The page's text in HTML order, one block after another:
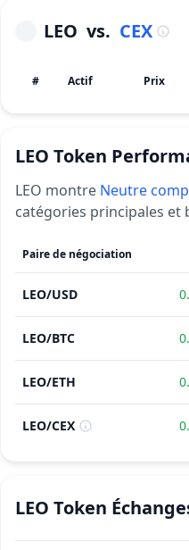
LEO vs. CEX
# Actif Prix
LEO Token
LEO montre Neutre
catégories principales et
Paire de négociation
LEO/USD
LEO/BTC
LEO/ETH
LEO/CEX
LEO Token